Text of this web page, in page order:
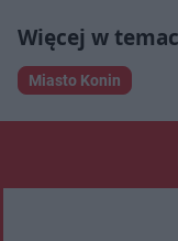
Miasto Konin